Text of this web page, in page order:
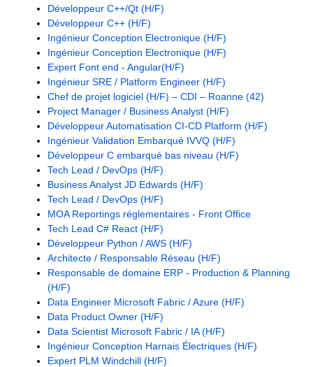
Développeur C++/Qt (H/F)
Développeur C++ (H/F)
Ingénieur Conception Electronique (H/F)
Ingénieur Conception Electronique (H/F)
Expert Font end - Angular(H/F)
Ingénieur SRE / Platform Engineer (H/F)
Chef de projet logiciel (H/F) – CDI – Roanne (42)
Project Manager / Business Analyst (H/F)
Développeur Automatisation CI-CD Platform (H/F)
Ingénieur Validation Embarqué IVVQ (H/F)
Développeur C embarqué bas niveau (H/F)
Tech Lead / DevOps (H/F)
Business Analyst JD Edwards (H/F)
Tech Lead / DevOps (H/F)
MOA Reportings réglementaires - Front Office
Tech Lead C# React (H/F)
Développeur Python / AWS (H/F)
Architecte / Responsable Réseau (H/F)
Responsable de domaine ERP - Production & Planning
(H/F)
Data Engineer Microsoft Fabric / Azure (H/F)
Data Product Owner (H/F)
Data Scientist Microsoft Fabric / IA (H/F)
Ingénieur Conception Harnais Électriques (H/F)
Expert PLM Windchill (H/F)